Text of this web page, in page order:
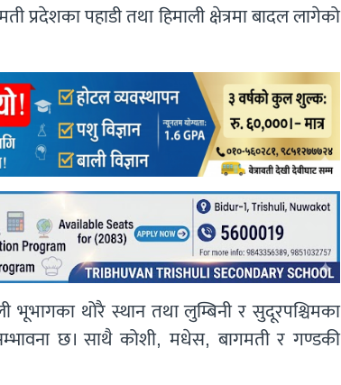
पहाडी तथा हिमाली क्षेत्रमा बादल लागेको
भूभागका थोरै स्थान तथा लुम्बिनी र सुदूरपश्चिमका
छ। साथै कोशी, मधेस, बागमती र गण्डकी